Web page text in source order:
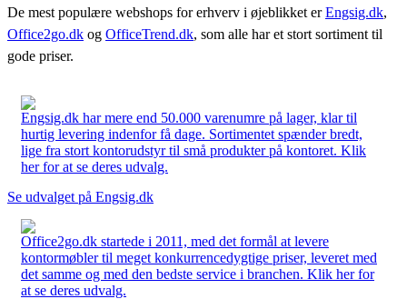
De mest populære webshops for erhverv i øjeblikket erEngsig.dk,
Office2go.dk og OfficeTrend.dk, som alle har et stort sortiment til
gode priser.
Engsig.dk har mere end 50.000 varenumre på lager, klar til
hurtig levering indenfor få dage. Sortimentet spænder bredt,
lige fra stort kontorudstyr til små produkter på kontoret. Klik
her for at se deres udvalg.
Se udvalget på Engsig.dk
Office2go.dk startede i 2011, med det formål at levere
kontormøbler til meget konkurrencedygtige priser, leveret med
det samme og med den bedste service i branchen. Klik her for
at se deres udvalg.